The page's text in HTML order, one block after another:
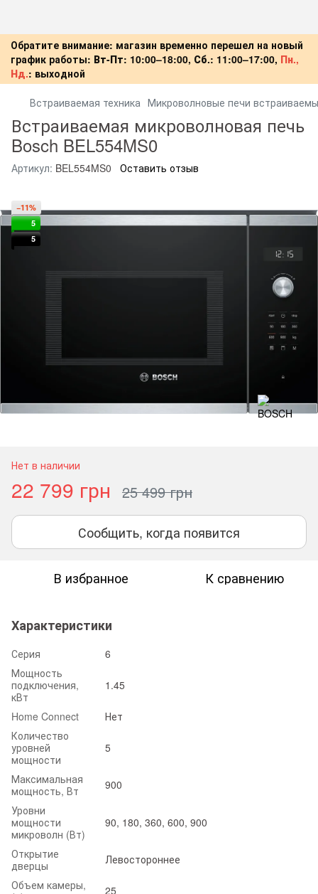
Обратите внимание: магазин временно перешел на новый
график работы: Вт-Пт: 10:00–18:00, Сб.: 11:00–17:00, Пн.,
Нд.: выходной
Встраиваемая техника Микроволновые печи
Встраиваемая микроволновая печь
Bosch BEL554MS0
Артикул: BEL554MS0 Оставить отзыв
−11%
5
5
Нет в наличии
22 799 грн 25 499 грн
Сообщить, когда появится
В избранное К сравнению
Характеристики
Серия
6
Мощность
подключения,
кВт
1.45
Home Connect
Нет
Количество
уровней
мощности
5
Максимальная
мощность, Вт
900
Уровни
мощности
микроволн (Вт)
90, 180, 360, 600, 900
Открытие
дверцы
Левостороннее
Объем камеры,
25